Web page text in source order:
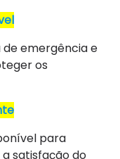
emergência e
os
para
satisfação do